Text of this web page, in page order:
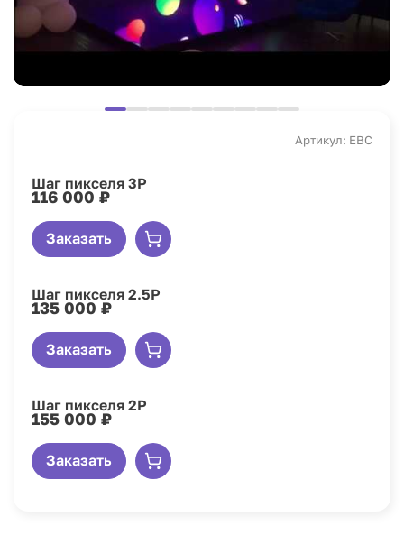
Артикул: EBC
Шаг пикселя 3P
116 000 ₽
Заказать
Шаг пикселя 2.5P
135 000 ₽
Заказать
Шаг пикселя 2P
155 000 ₽
Заказать